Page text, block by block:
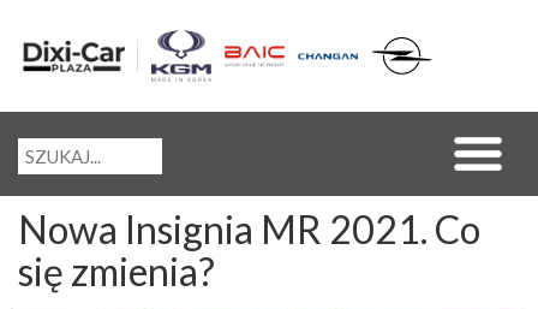
Nowa Insignia MR 2021. Co
się zmienia?